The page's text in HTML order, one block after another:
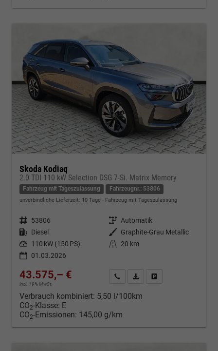
Skoda Kodiaq
2.0 TDI 110 kW Selection DSG 7-Si. Matrix Memory
Fahrzeug mit Tageszulassung Fahrzeugnr.: 53806
unverbindliche Lieferzeit: 10 Tage Fahrzeug mit Tageszulassung
Fahrzeugnr. 53806 Getriebe Automatik
Kraftstoff Diesel Außenfarbe Graphite-Grau Metallic
Leistung 110 kW (150 PS) Kilometerstand
20 km
01.03.2026
43.575,– €
incl. 19% MwSt.
Kontakt & Angebot anfordern
PDF-Datei, Fahrzeugexposé
Verbrauch kombiniert: 5,50 l/100km
CO2-Klasse: E
CO2-Emissionen: 145,00 g/km